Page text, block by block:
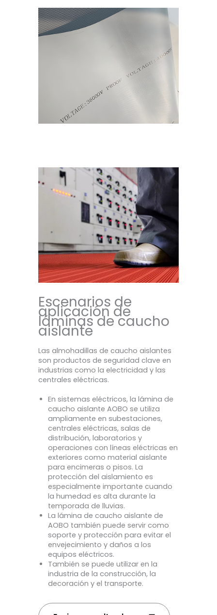
Escenarios de
aplicación de
láminas de caucho
aislante
Las almohadillas de caucho aislantes
son productos de seguridad clave en
industrias como la electricidad y las
centrales eléctricas.
En sistemas eléctricos, la lámina de
caucho aislante AOBO se utiliza
ampliamente en subestaciones,
centrales eléctricas, salas de
distribución, laboratorios y
operaciones con líneas eléctricas en
exteriores como material aislante
para encimeras o pisos. La
protección del aislamiento es
especialmente importante cuando
la humedad es alta durante la
temporada de lluvias.
La lámina de caucho aislante de
AOBO también puede servir como
soporte y protección para evitar el
envejecimiento y daños a los
equipos eléctricos.
También se puede utilizar en la
industria de la construcción, la
decoración y el transporte.